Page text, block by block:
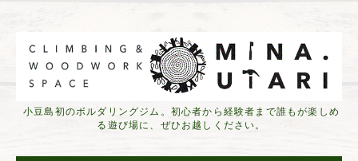
小豆島初のボルダリングジム。初心者から経験者まで誰もが楽しめ
る遊び場に、ぜひお越しください。